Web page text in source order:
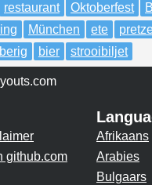
restaurant Oktoberfest
München ete
berig bier strooibiljet
github.com
Afrikaans
Arabies
Bulgaars